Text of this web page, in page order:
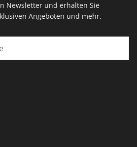
Newsletter und erhalten Sie
Angeboten und mehr.